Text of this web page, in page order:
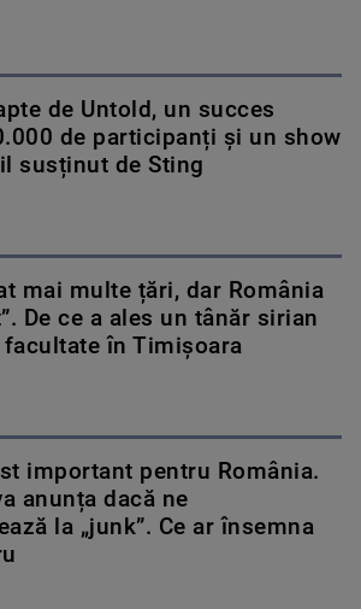
de Untold, un succes
de participanți și un show
susținut de Sting
mai multe țări, dar România
De ce a ales un tânăr sirian
facultate în Timișoara
important pentru România.
anunța dacă ne
la „junk”. Ce ar însemna